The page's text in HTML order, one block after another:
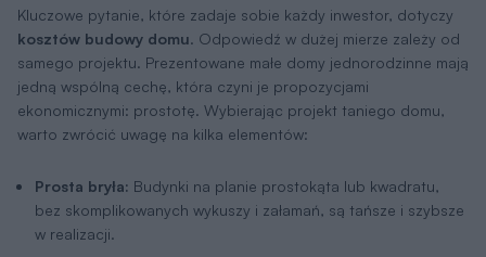
Kluczowe pytanie, które zadaje sobie każdy inwestor, dotyczy
kosztów budowy domu. Odpowiedź w dużej mierze zależy od
samego projektu. Prezentowane małe domy jednorodzinne mają
jedną wspólną cechę, która czyni je propozycjami
ekonomicznymi: prostotę. Wybierając projekt taniego domu,
warto zwrócić uwagę na kilka elementów:
Prosta bryła: Budynki na planie prostokąta lub kwadratu,
bez skomplikowanych wykuszy i załamań, są tańsze i szybsze
w realizacji.